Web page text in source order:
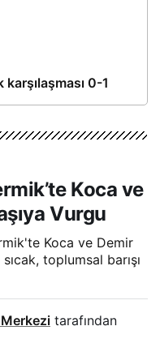
0-1
Koca ve
Vurgu
Koca ve Demir
toplumsal barışı
tarafından